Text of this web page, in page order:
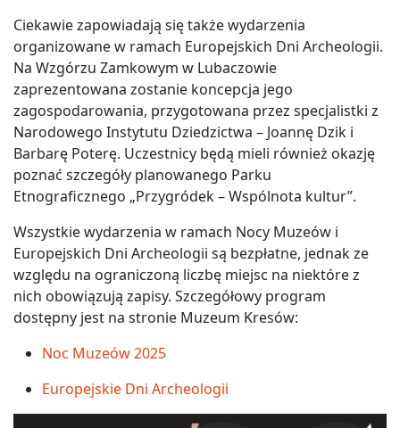
Ciekawie zapowiadają się także wydarzenia
organizowane w ramach Europejskich Dni Archeologii.
Na Wzgórzu Zamkowym w Lubaczowie
zaprezentowana zostanie koncepcja jego
zagospodarowania, przygotowana przez specjalistki z
Narodowego Instytutu Dziedzictwa – Joannę Dzik i
Barbarę Poterę. Uczestnicy będą mieli również okazję
poznać szczegóły planowanego Parku
Etnograficznego „Przygródek – Wspólnota kultur”.
Wszystkie wydarzenia w ramach Nocy Muzeów i
Europejskich Dni Archeologii są bezpłatne, jednak ze
względu na ograniczoną liczbę miejsc na niektóre z
nich obowiązują zapisy. Szczegółowy program
dostępny jest na stronie Muzeum Kresów:
Noc Muzeów 2025
Europejskie Dni Archeologii